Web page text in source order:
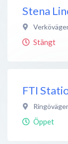
Stena
Stängt
FTI
Öppet